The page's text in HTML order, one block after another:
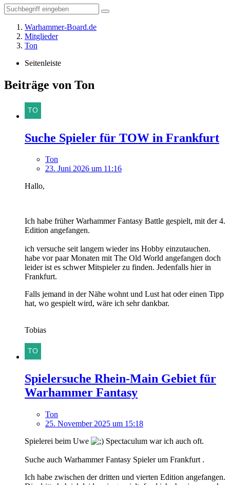
Warhammer-Board.de
Mitglieder
Ton
Seitenleiste
Beiträge von Ton
Suche Spieler für TOW in Frankfurt
Ton
23. Juni 2026 um 11:16
Hallo,
Ich habe früher Warhammer Fantasy Battle gespielt, mit der 4.
Edition angefangen.
ich versuche seit langem wieder ins Hobby einzutauchen.
habe vor paar Monaten mit The Old World angefangen doch
leider ist es schwer Mitspieler zu finden. Jedenfalls hier in
Frankfurt.
Falls jemand in der Nähe wohnt und Lust hat oder einen Tipp
hat, wo gespielt wird, wäre ich sehr dankbar.
Tobias
Spielersuche Rhein-Main Gebiet für
Warhammer Fantasy
Ton
25. November 2025 um 15:18
Spielerei beim Uwe
Spectaculum war ich auch oft.
Suche auch Warhammer Fantasy Spieler um Frankfurt .
Ich habe zwischen der dritten und vierten Edition angefangen.